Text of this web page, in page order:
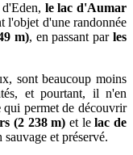
le lac d'Aumar
l'objet d'une randonnée
m), en passant parles
sont beaucoup moins
et pourtant, il n'en
qui permet de découvrir
(2 238 m) et lelac de
et préservé.